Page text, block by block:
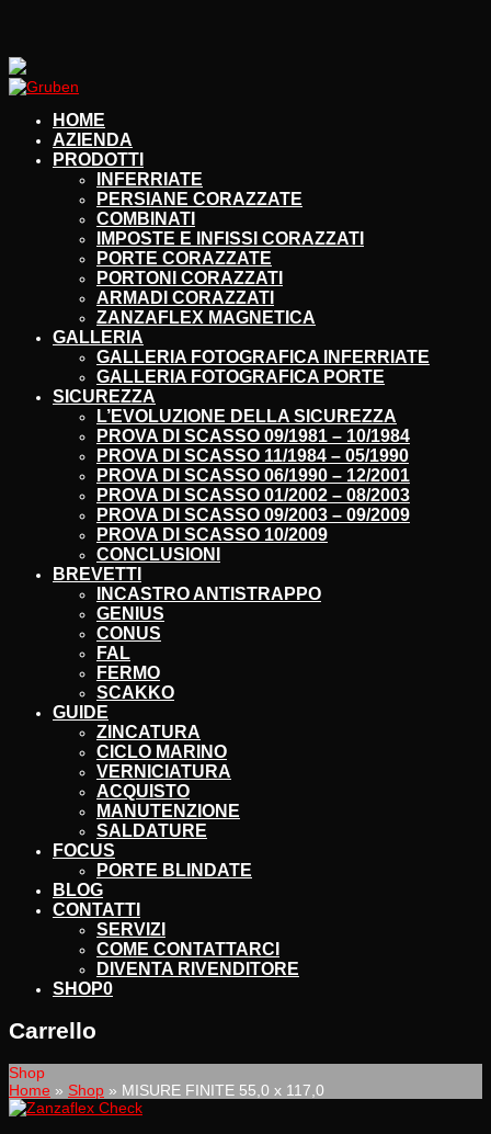
HOME
AZIENDA
PRODOTTI
INFERRIATE
PERSIANE CORAZZATE
COMBINATI
IMPOSTE E INFISSI CORAZZATI
PORTE CORAZZATE
PORTONI CORAZZATI
ARMADI CORAZZATI
ZANZAFLEX MAGNETICA
GALLERIA
GALLERIA FOTOGRAFICA INFERRIATE
GALLERIA FOTOGRAFICA PORTE
SICUREZZA
L’EVOLUZIONE DELLA SICUREZZA
PROVA DI SCASSO 09/1981 – 10/1984
PROVA DI SCASSO 11/1984 – 05/1990
PROVA DI SCASSO 06/1990 – 12/2001
PROVA DI SCASSO 01/2002 – 08/2003
PROVA DI SCASSO 09/2003 – 09/2009
PROVA DI SCASSO 10/2009
CONCLUSIONI
BREVETTI
INCASTRO ANTISTRAPPO
GENIUS
CONUS
FAL
FERMO
SCAKKO
GUIDE
ZINCATURA
CICLO MARINO
VERNICIATURA
ACQUISTO
MANUTENZIONE
SALDATURE
FOCUS
PORTE BLINDATE
BLOG
CONTATTI
SERVIZI
COME CONTATTARCI
DIVENTA RIVENDITORE
SHOP0
Carrello
Shop
Home » Shop » MISURE FINITE 55,0 x 117,0